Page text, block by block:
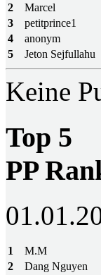
2
Marcel
3
petitprince1
4
anonym
5
Jeton Sejfullahu
Keine
Top 5
PP
1
M.M
2
Dang Nguyen